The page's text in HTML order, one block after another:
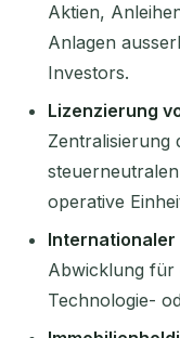
Aktien,
Anlagen
Investors.
Lizenzierung
Zentralisierung
operative
Internationaler
Abwicklung für
Technologie-